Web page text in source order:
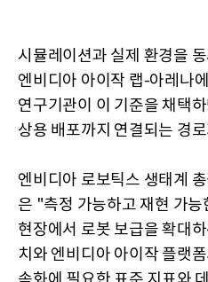
시뮬레이션과 실제 환경을
엔비디아 아이작 랩-아레나
연구기관이 이 기준을 채택
상용 배포까지 연결되는 경
엔비디아 로보틱스 생태계
은 "측정 가능하고 재현 가능
현장에서 로봇 보급을 확대
치와 엔비디아 아이작 플랫